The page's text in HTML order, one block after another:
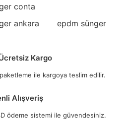
conta
ankara
epdm sünger
Ücretsiz Kargo
ile kargoya teslim edilir.
Alışveriş
ödeme sistemi ile güvendesiniz.